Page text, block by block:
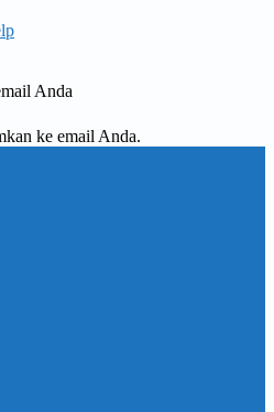
Anda
ke email Anda.